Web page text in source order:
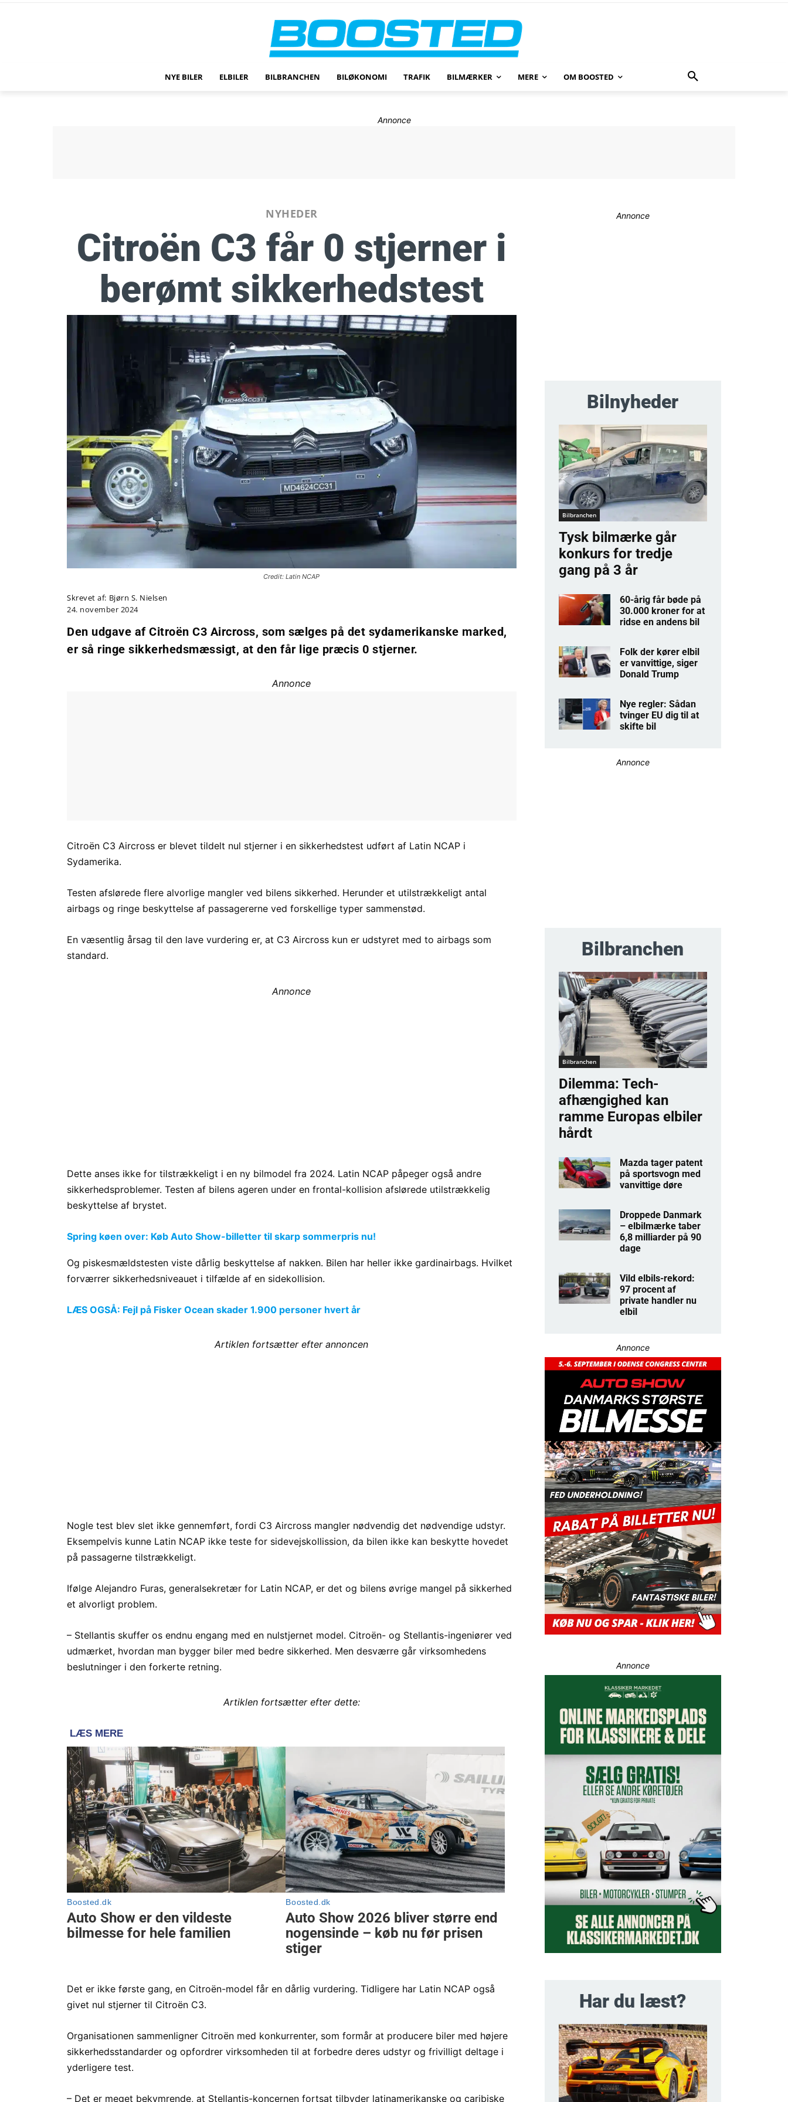
NYE BILER ELBILER BILBRANCHEN BILØKONOMI TRAFIK BILMÆRKER MERE OM BOOSTED
Annonce
NYHEDER
Citroën C3 får 0 stjerner i
berømt sikkerhedstest
Credit: Latin NCAP
Skrevet af: Bjørn S. Nielsen
24. november 2024
Den udgave af Citroën C3 Aircross, som sælges på det sydamerikanske marked,
er så ringe sikkerhedsmæssigt, at den får lige præcis 0 stjerner.
Annonce
Citroën C3 Aircross er blevet tildelt nul stjerner i en sikkerhedstest udført af Latin NCAP i
Sydamerika.
Testen afslørede flere alvorlige mangler ved bilens sikkerhed. Herunder et utilstrækkeligt antal
airbags og ringe beskyttelse af passagererne ved forskellige typer sammenstød.
En væsentlig årsag til den lave vurdering er, at C3 Aircross kun er udstyret med to airbags som
standard.
Annonce
Dette anses ikke for tilstrækkeligt i en ny bilmodel fra 2024. Latin NCAP påpeger også andre
sikkerhedsproblemer. Testen af bilens ageren under en frontal-kollision afslørede utilstrækkelig
beskyttelse af brystet.
Spring køen over: Køb Auto Show-billetter til skarp sommerpris nu!
Og piskesmældstesten viste dårlig beskyttelse af nakken. Bilen har heller ikke gardinairbags. Hvilket
forværrer sikkerhedsniveauet i tilfælde af en sidekollision.
LÆS OGSÅ: Fejl på Fisker Ocean skader 1.900 personer hvert år
Artiklen fortsætter efter annoncen
Nogle test blev slet ikke gennemført, fordi C3 Aircross mangler nødvendig det nødvendige udstyr.
Eksempelvis kunne Latin NCAP ikke teste for sidevejskollission, da bilen ikke kan beskytte hovedet
på passagerne tilstrækkeligt.
Ifølge Alejandro Furas, generalsekretær for Latin NCAP, er det og bilens øvrige mangel på sikkerhed
et alvorligt problem.
– Stellantis skuffer os endnu engang med en nulstjernet model. Citroën- og Stellantis-ingeniører ved
udmærket, hvordan man bygger biler med bedre sikkerhed. Men desværre går virksomhedens
beslutninger i den forkerte retning.
Artiklen fortsætter efter dette:
Det er ikke første gang, en Citroën-model får en dårlig vurdering. Tidligere har Latin NCAP også
givet nul stjerner til Citroën C3.
Organisationen sammenligner Citroën med konkurrenter, som formår at producere biler med højere
sikkerhedsstandarder og opfordrer virksomheden til at forbedre deres udstyr og frivilligt deltage i
yderligere test.
– Det er meget bekymrende, at Stellantis-koncernen fortsat tilbyder latinamerikanske og caribiske
Annonce
Bilnyheder
Bilbranchen
Tysk bilmærke går
konkurs for tredje
gang på 3 år
60-årig får bøde på
30.000 kroner for at
ridse en andens bil
Folk der kører elbil
er vanvittige, siger
Donald Trump
Nye regler: Sådan
tvinger EU dig til at
skifte bil
Annonce
Bilbranchen
Bilbranchen
Dilemma: Tech-
afhængighed kan
ramme Europas elbiler
hårdt
Mazda tager patent
på sportsvogn med
vanvittige døre
Droppede Danmark
– elbilmærke taber
6,8 milliarder på 90
dage
Vild elbils-rekord:
97 procent af
private handler nu
elbil
Annonce
Annonce
Har du læst?